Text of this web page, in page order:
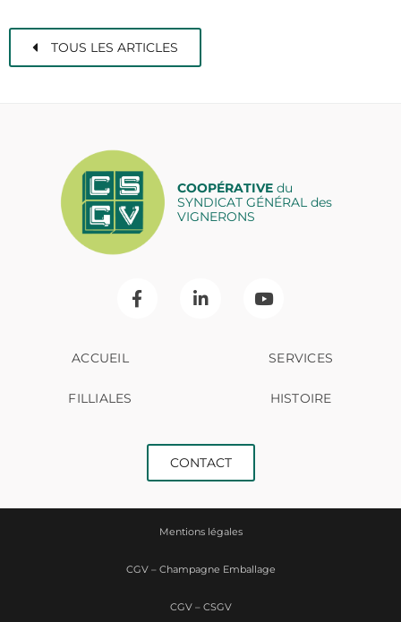
TOUS LES ARTICLES
COOPÉRATIVEdu
SYNDICAT GÉNÉRAL des
VIGNERONS
ACCUEIL SERVICES
FILLIALES HISTOIRE
CONTACT
Mentions légales
CGV – Champagne Emballage
CGV – CSGV